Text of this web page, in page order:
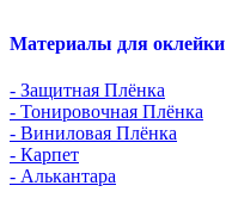
Материалы для оклейки
- Защитная Плёнка
- Тонировочная Плёнка
- Виниловая Плёнка
- Карпет
- Алькантара